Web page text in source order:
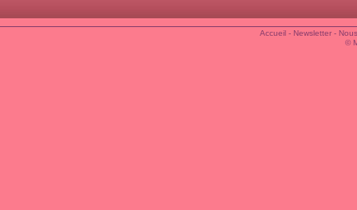
Accueil- Newsletter-
©